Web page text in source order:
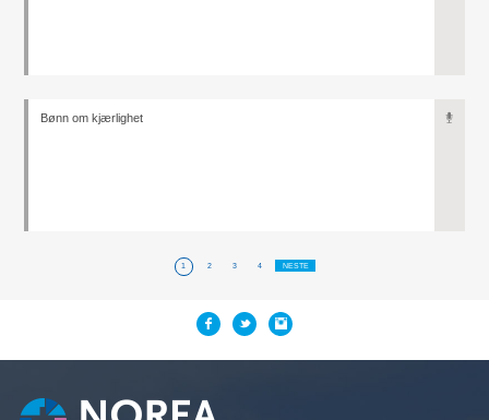
Bønn om kjærlighet
1 2 3 4 NESTE